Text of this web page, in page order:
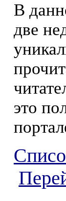
В
две
это